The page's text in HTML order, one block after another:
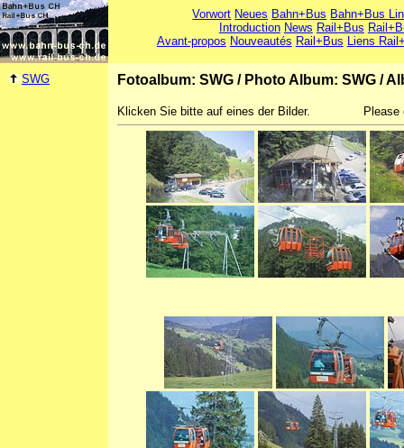
Vorwort Neues Bahn+Bus Bahn+Bus
Introduction News Rail+Bus
Avant-propos Nouveautés Rail+Bus Liens
SWG Fotoalbum: SWG / Photo Album: SWG /
Klicken Sie bitte auf eines der Bilder.